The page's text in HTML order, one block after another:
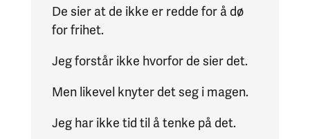
De sier at de ikke er redde for å dø
for frihet.
Jeg forstår ikke hvorfor de sier det.
Men likevel knyter det seg i magen.
Jeg har ikke tid til å tenke på det.